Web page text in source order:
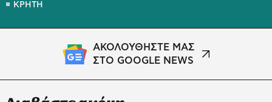
ΚΡΗΤΗ
ΑΚΟΛΟΥΘΗΣΤΕ ΜΑΣ
ΣΤΟ GOOGLE NEWS